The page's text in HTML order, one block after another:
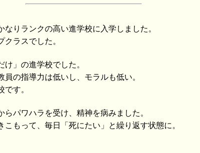
なりランクの高い進学校に入学しました。
ラスでした。
け」の進学校でした。
の指導力は低いし、モラルも低い。
です。
パワハラを受け、精神を病みました。
こもって、毎日「死にたい」と繰り返す状態に。